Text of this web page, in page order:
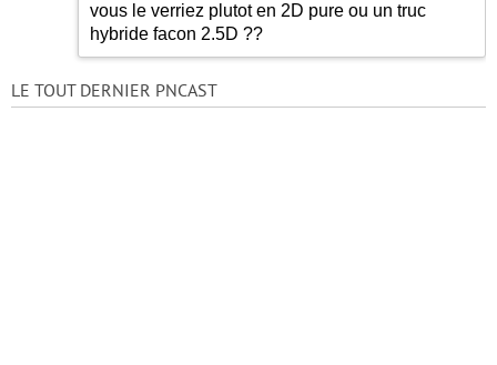
vous le verriez plutot en 2D pure ou un truc
hybride facon 2.5D ??
LE TOUT DERNIER PNCAST